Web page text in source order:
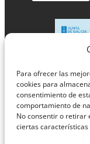
Para ofrecer las
cookies para
consentimiento de
comportamiento de
No consentir o retirar
ciertas características
Services